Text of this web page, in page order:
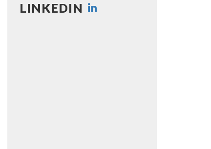
LINKEDIN